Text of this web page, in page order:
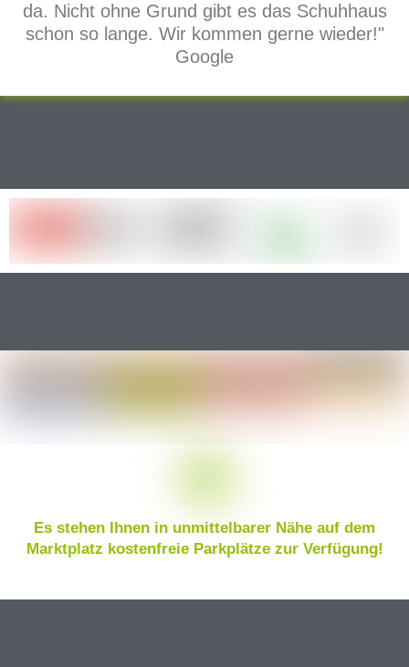
da. Nicht ohne Grund gibt es das Schuhhaus
schon so lange. Wir kommen gerne wieder!"
Google
Es stehen Ihnen in unmittelbarer Nähe auf dem
Marktplatz kostenfreie Parkplätze zur Verfügung!